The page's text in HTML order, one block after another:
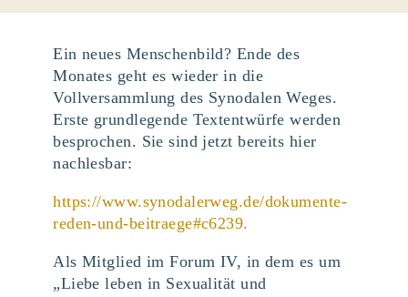
Ein neues Menschenbild? Ende des
Monates geht es wieder in die
Vollversammlung des Synodalen Weges.
Erste grundlegende Textentwürfe werden
besprochen. Sie sind jetzt bereits hier
nachlesbar:
https://www.synodalerweg.de/dokumente-
reden-und-beitraege#c6239.
Als Mitglied im Forum IV, in dem es um
„Liebe leben in Sexualität und